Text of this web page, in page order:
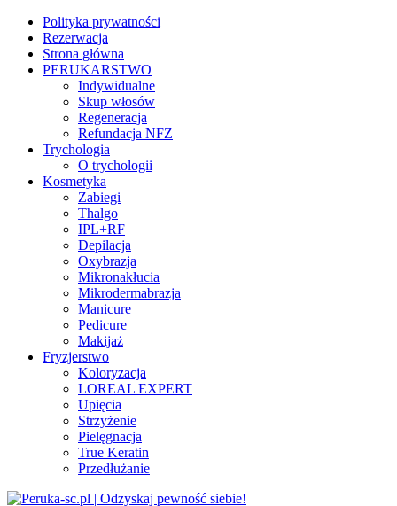
Polityka prywatności
Rezerwacja
Strona główna
PERUKARSTWO
Indywidualne
Skup włosów
Regeneracja
Refundacja NFZ
Trychologia
O trychologii
Kosmetyka
Zabiegi
Thalgo
IPL+RF
Depilacja
Oxybrazja
Mikronakłucia
Mikrodermabrazja
Manicure
Pedicure
Makijaż
Fryzjerstwo
Koloryzacja
LOREAL EXPERT
Upięcia
Strzyżenie
Pielęgnacja
True Keratin
Przedłużanie